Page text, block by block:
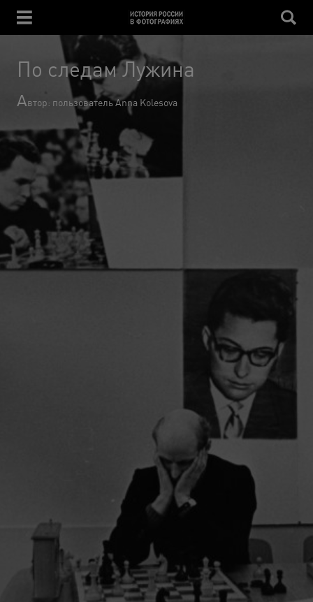
По следам Лужина
Автор: пользователь Anna Kolesova